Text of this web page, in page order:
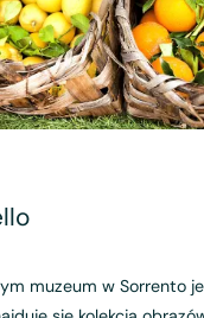
muzeum w Sorrento